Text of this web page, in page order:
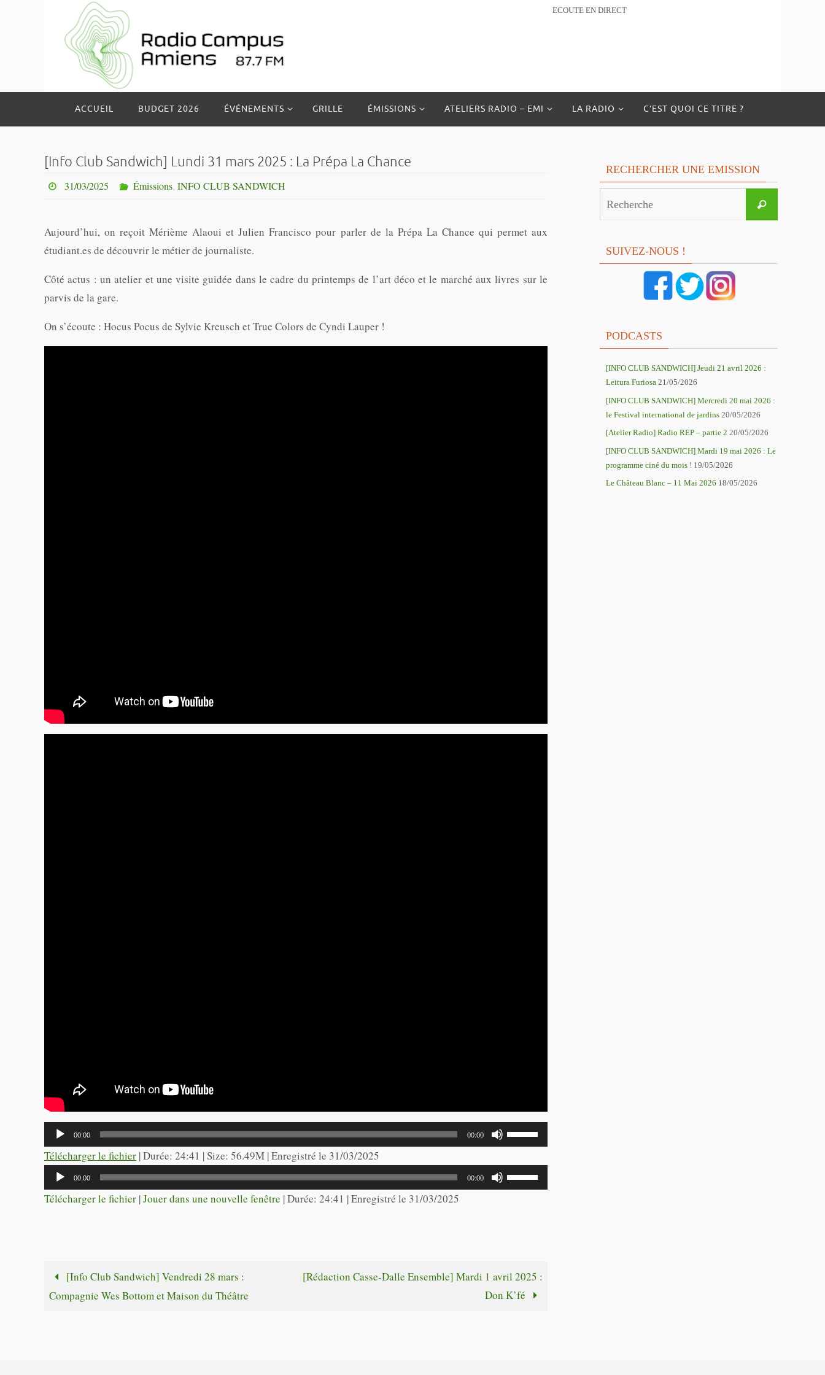
ECOUTE EN DIRECT
le
ACCUEIL BUDGET 2026 ÉVÉNEMENTS GRILLE ÉMISSIONS ATELIERS RADIO – EMI LA RADIO C’EST QUOI CE TITRE ?
[Info Club Sandwich] Lundi 31 mars 2025 : La Prépa La Chance
31/03/2025 Émissions, INFO CLUB SANDWICH
Aujourd’hui, on reçoit Mérième Alaoui et Julien Francisco pour parler de la Prépa La Chance qui permet aux
étudiant.es de découvrir le métier de journaliste.
Côté actus : un atelier et une visite guidée dans le cadre du printemps de l’art déco et le marché aux livres sur le
parvis de la gare.
On s’écoute : Hocus Pocus de Sylvie Kreusch et True Colors de Cyndi Lauper !
Lecteur
audio
00:00 00:00
Utilisez
les
flèches
le
volume.
Télécharger le fichier | Durée: 24:41 | Size: 56.49M | Enregistré le 31/03/2025
Lecteur
audio
00:00 00:00
Utilisez
les
ou
diminuer
Télécharger le fichier |Jouer dans une nouvelle fenêtre |Durée: 24:41 |Enregistré le 31/03/2025
[Info Club Sandwich] Vendredi 28 mars :
Compagnie Wes Bottom et Maison du Théâtre
[Rédaction Casse-Dalle Ensemble] Mardi 1 avril 2025 :
Don K’fé
RECHERCHER UNE EMISSION
Recherche
SUIVEZ-NOUS !
PODCASTS
[INFO CLUB SANDWICH] Jeudi 21 avril 2026 :
Leitura Furiosa 21/05/2026
[INFO CLUB SANDWICH] Mercredi 20 mai 2026 :
le Festival international de jardins 20/05/2026
[Atelier Radio] Radio REP – partie 2 20/05/2026
[INFO CLUB SANDWICH] Mardi 19 mai 2026 : Le
programme ciné du mois ! 19/05/2026
Le Château Blanc – 11 Mai 2026 18/05/2026